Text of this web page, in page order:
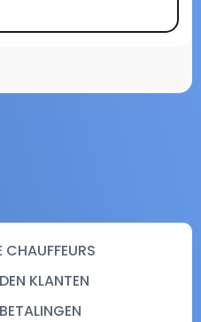
CHAUFFEURS
KLANTEN